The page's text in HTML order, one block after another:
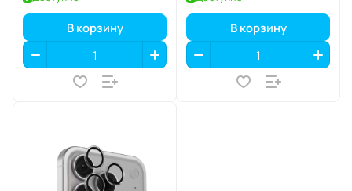
В корзину В корзину